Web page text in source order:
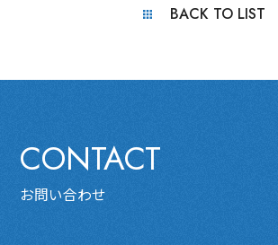
BACK TO LIST
CONTACT
お問い合わせ